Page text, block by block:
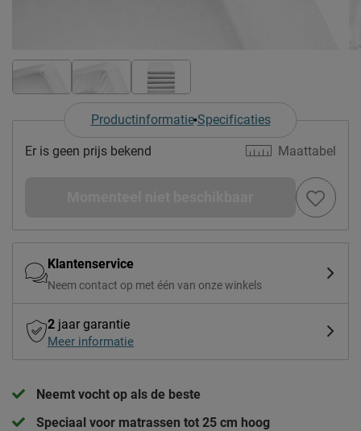
Productinformatie Specificaties
Maattabel
Er is geen prijs bekend
Klantenservice
Neem contact op met één van onze winkels
2 jaar garantie
Meer informatie
Neemt vocht op als de beste
Speciaal voor matrassen tot 25 cm hoog